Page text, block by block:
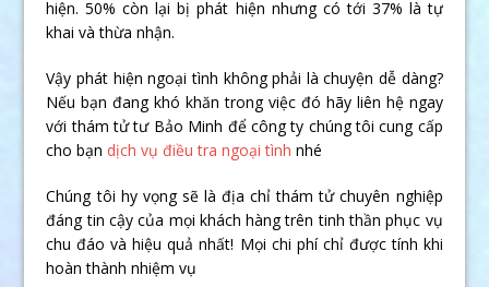
hiện. 50% còn lại bị phát hiện nhưng có tới 37% là tự
khai và thừa nhận.
Vậy phát hiện ngoại tình không phải là chuyện dễ dàng?
Nếu bạn đang khó khăn trong việc đó hãy liên hệ ngay
với thám tử tư Bảo Minh để công ty chúng tôi cung cấp
cho bạn dịch vụ điều tra ngoại tìnhnhé
Chúng tôi hy vọng sẽ là địa chỉ thám tử chuyên nghiệp
đáng tin cậy của mọi khách hàng trên tinh thần phục vụ
chu đáo và hiệu quả nhất! Mọi chi phí chỉ được tính khi
hoàn thành nhiệm vụ